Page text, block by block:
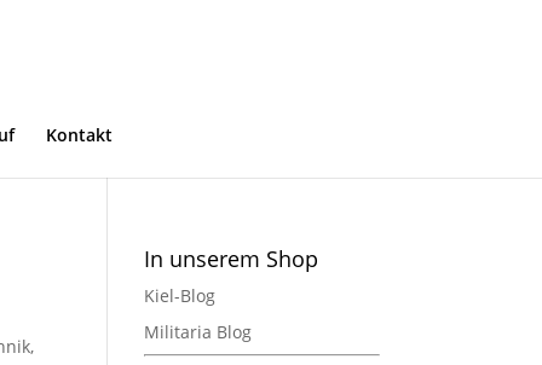
Kontakt
In unserem Shop
Kiel-Blog
Militaria Blog